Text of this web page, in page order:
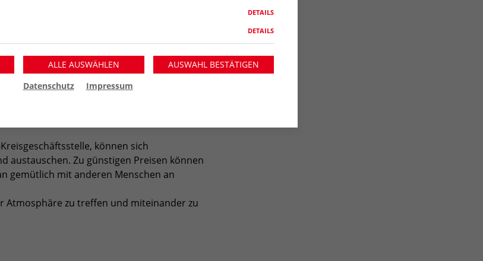
können sich
austauschen. Zu günstigen Preisen können
gemütlich mit anderen Menschen an
Atmosphäre zu treffen und miteinander zu
DETAILS
DETAILS
ALLE AUSWÄHLEN
AUSWAHL BESTÄTIGEN
Datenschutz
Impressum